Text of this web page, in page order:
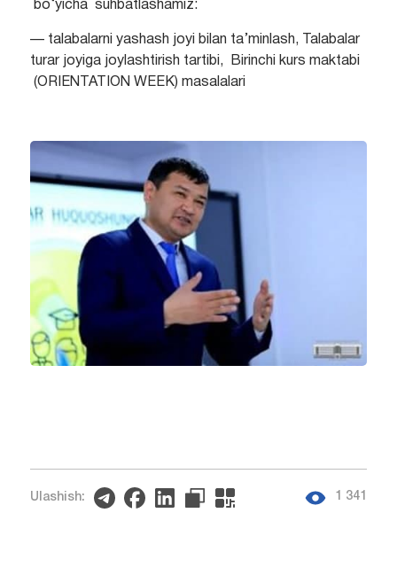
bo‘yicha suhbatlashamiz:
— talabalarni yashash joyi bilan ta’minlash, Talabalar
turar joyiga joylashtirish tartibi, Birinchi kurs maktabi
(ORIENTATION WEEK) masalalari
Ulashish: 1 341